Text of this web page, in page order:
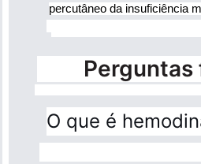
percutâneo da insuficiência
O que é